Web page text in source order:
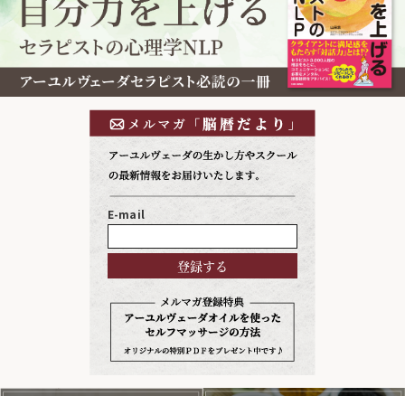
E-mail